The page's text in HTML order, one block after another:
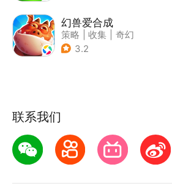
幻兽爱合成
策略 收集
奇幻
| 卡通
3.2
联系我们